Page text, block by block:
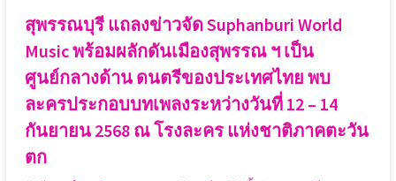
สุพรรณบุรี แถลงข่าวจัด Suphanburi World
Music พร้อมผลักดันเมืองสุพรรณ ฯ เป็น
ศูนย์กลางด้าน ดนตรีของประเทศไทย พบ
ละครประกอบบทเพลงระหว่างวันที่ 12 – 14
กันยายน 2568 ณ โรงละคร แห่งชาติภาคตะวัน
ตก